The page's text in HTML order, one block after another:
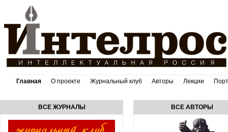
Главная О проекте Журнальный клуб Авторы Лекции
ВСЕ ЖУРНАЛЫ ВСЕ АВТОРЫ